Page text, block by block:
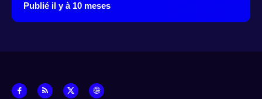
Publié il y à 10 meses